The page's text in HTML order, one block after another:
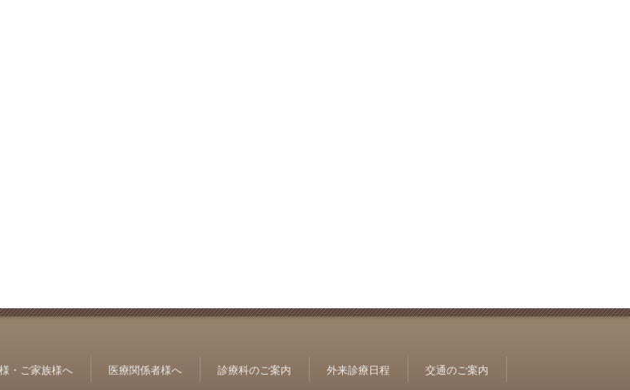
・ご家族様へ 医療関係者様へ 診療科のご案内 外来診療日程 交通のご案内